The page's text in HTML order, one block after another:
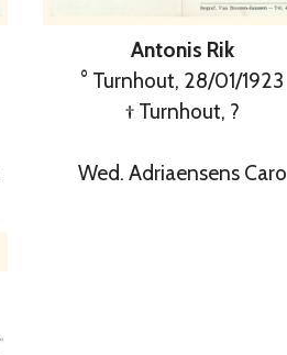
Antonis Rik
° Turnhout, 28/01/1923
† Turnhout, ?
Wed. Adriaensens Caro